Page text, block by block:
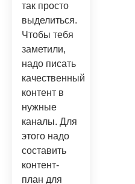
так просто
выделиться.
Чтобы тебя
заметили,
надо писать
качественный
контент в
нужные
каналы. Для
этого надо
составить
контент-
план для